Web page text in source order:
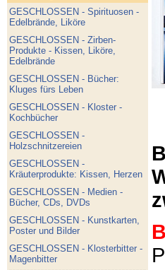
GESCHLOSSEN - Spirituosen -
Edelbrände, Liköre
GESCHLOSSEN - Zirben-
Produkte - Kissen, Liköre,
Edelbrände
GESCHLOSSEN - Bücher:
Kluges fürs Leben
GESCHLOSSEN - Kloster -
Kochbücher
GESCHLOSSEN -
Holzschnitzereien
GESCHLOSSEN -
Kräuterprodukte: Kissen, Herzen
GESCHLOSSEN - Medien -
Bücher, CDs, DVDs
GESCHLOSSEN - Kunstkarten,
Poster und Bilder
GESCHLOSSEN - Klosterbitter -
Magenbitter